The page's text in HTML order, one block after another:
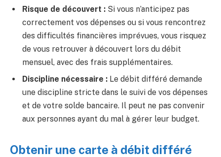
Risque de découvert : Si vous n’anticipez pas
correctement vos dépenses ou si vous rencontrez
des difficultés financières imprévues, vous risquez
de vous retrouver à découvert lors du débit
mensuel, avec des frais supplémentaires.
Discipline nécessaire : Le débit différé demande
une discipline stricte dans le suivi de vos dépenses
et de votre solde bancaire. Il peut ne pas convenir
aux personnes ayant du mal à gérer leur budget.
Obtenir une carte à débit différé